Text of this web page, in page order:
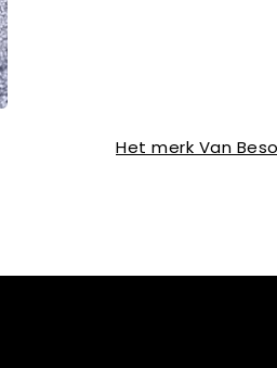
Het merk Van